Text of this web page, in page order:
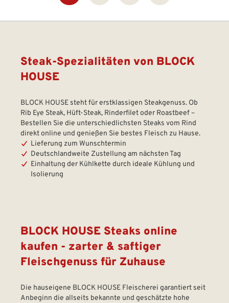
Steak-Spezialitäten von BLOCK
HOUSE
BLOCK HOUSE steht für erstklassigen Steakgenuss. Ob
Rib Eye Steak, Hüft-Steak, Rinderfilet oder Roastbeef –
Bestellen Sie die unterschiedlichsten Steaks vom Rind
direkt online und genießen Sie bestes Fleisch zu Hause.
Lieferung zum Wunschtermin
Deutschlandweite Zustellung am nächsten Tag
Einhaltung der Kühlkette durch ideale Kühlung und
Isolierung
BLOCK HOUSE Steaks online
kaufen - zarter & saftiger
Fleischgenuss für Zuhause
Die hauseigene BLOCK HOUSE Fleischerei garantiert seit
Anbeginn die allseits bekannte und geschätzte hohe